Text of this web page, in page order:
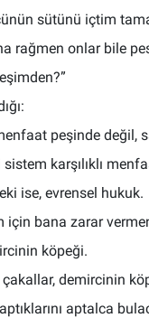
sütünü içtim
rağmen onlar bile
peşinde değil,
sistem karşılıklı
ise, evrensel hukuk.
için bana zarar
köpeği.
demircinin
aptalca